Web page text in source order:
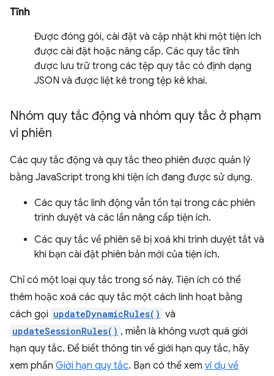
Tĩnh
Được đóng gói, cài đặt và cập nhật khi một tiện ích
được cài đặt hoặc nâng cấp. Các quy tắc tĩnh
được lưu trữ trong các tệp quy tắc có định dạng
JSON và được liệt kê trong tệp kê khai.
Nhóm quy tắc động và nhóm quy tắc ở phạm
vi phiên
Các quy tắc động và quy tắc theo phiên được quản lý
bằng JavaScript trong khi tiện ích đang được sử dụng.
Các quy tắc linh động vẫn tồn tại trong các phiên
trình duyệt và các lần nâng cấp tiện ích.
Các quy tắc về phiên sẽ bị xoá khi trình duyệt tắt và
khi bạn cài đặt phiên bản mới của tiện ích.
Chỉ có một loại quy tắc trong số này. Tiện ích có thể
thêm hoặc xoá các quy tắc một cách linh hoạt bằng
cách gọi updateDynamicRules() và
updateSessionRules() , miễn là không vượt quá giới
hạn quy tắc. Để biết thông tin về giới hạn quy tắc, hãy
xem phần Giới hạn quy tắc. Bạn có thể xem ví dụ về